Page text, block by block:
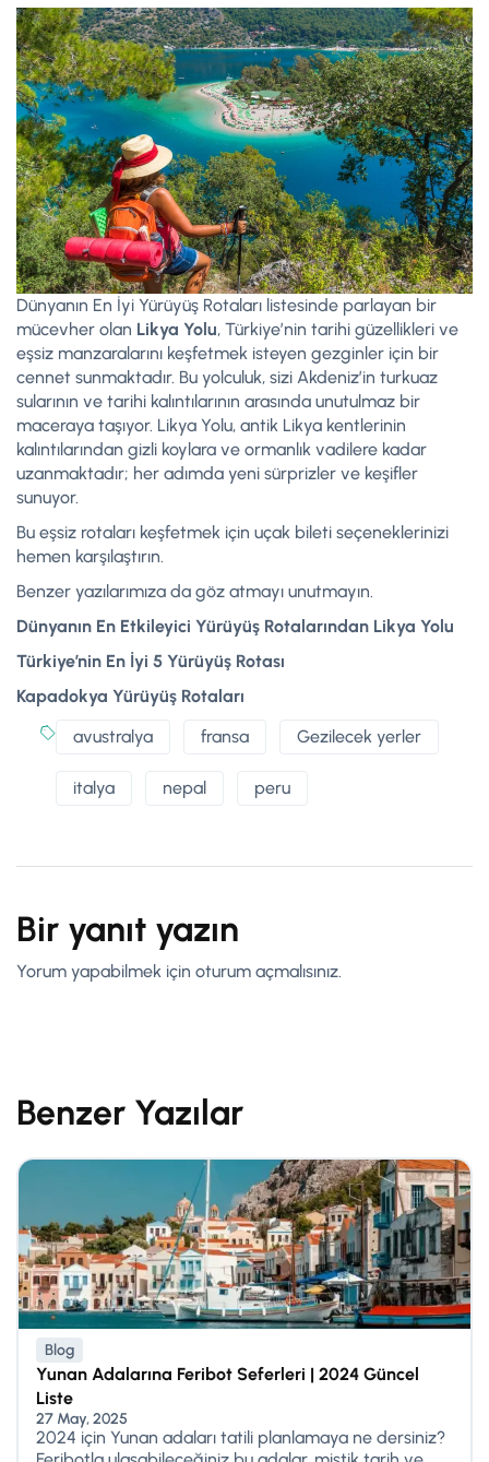
Dünyanın En İyi Yürüyüş Rotaları listesinde parlayan bir
mücevher olan Likya Yolu, Türkiye’nin tarihi güzellikleri ve
eşsiz manzaralarını keşfetmek isteyen gezginler için bir
cennet sunmaktadır. Bu yolculuk, sizi Akdeniz’in turkuaz
sularının ve tarihi kalıntılarının arasında unutulmaz bir
maceraya taşıyor. Likya Yolu, antik Likya kentlerinin
kalıntılarından gizli koylara ve ormanlık vadilere kadar
uzanmaktadır; her adımda yeni sürprizler ve keşifler
sunuyor.
Bu eşsiz rotaları keşfetmek için uçak bileti seçeneklerinizi
hemen karşılaştırın.
Benzer yazılarımıza da göz atmayı unutmayın.
Dünyanın En Etkileyici Yürüyüş Rotalarından Likya Yolu
Türkiye’nin En İyi 5 Yürüyüş Rotası
Kapadokya Yürüyüş Rotaları
avustralya
fransa Gezilecek yerler
italya nepal peru
Bir yanıt yazın
Yorum yapabilmek için oturum açmalısınız.
Benzer Yazılar
Blog
Yunan Adalarına Feribot Seferleri | 2024 Güncel
Liste
27 May, 2025
2024 için Yunan adaları tatili planlamaya ne dersiniz?